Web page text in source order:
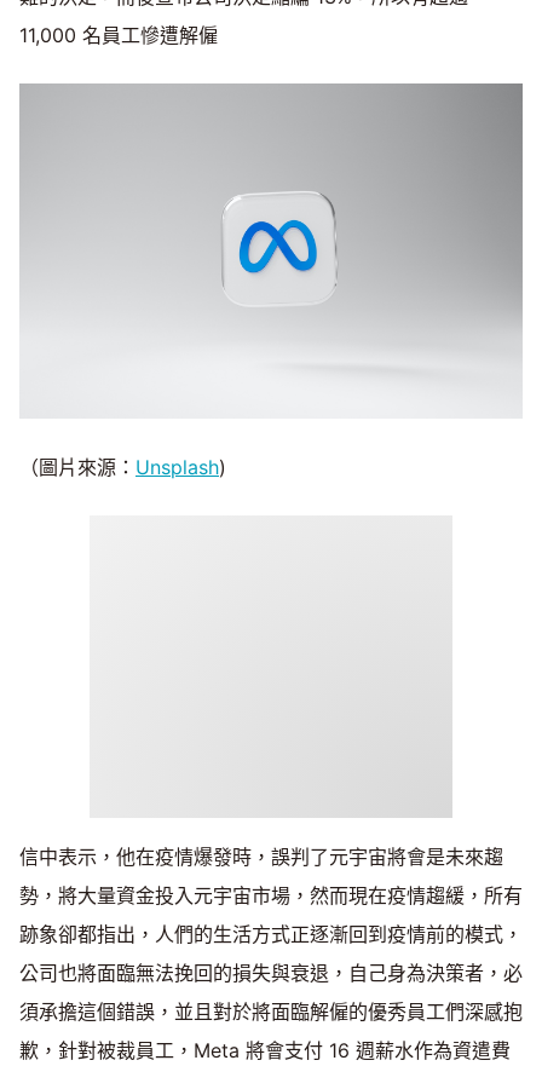
11,000 名員工慘遭解僱
（圖片來源： Unsplash)
信中表示，他在疫情爆發時，誤判了元宇宙將會是未來趨
勢，將大量資金投入元宇宙市場，然而現在疫情趨緩，所有
跡象卻都指出，人們的生活方式正逐漸回到疫情前的模式，
公司也將面臨無法挽回的損失與衰退，自己身為決策者，必
須承擔這個錯誤，並且對於將面臨解僱的優秀員工們深感抱
歉，針對被裁員工，Meta 將會支付 16 週薪水作為資遣費